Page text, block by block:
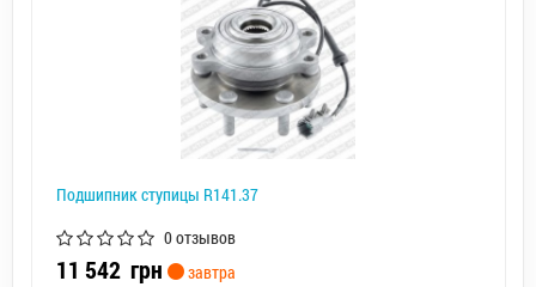
Подшипник ступицы R141.37
0 отзывов
11 542 грн
завтра